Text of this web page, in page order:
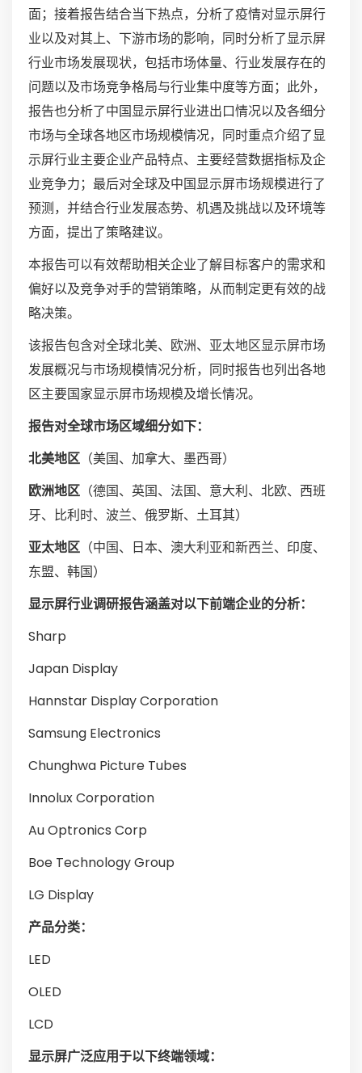
面；接着报告结合当下热点，分析了疫情对显示屏行
业以及对其上、下游市场的影响，同时分析了显示屏
行业市场发展现状，包括市场体量、行业发展存在的
问题以及市场竞争格局与行业集中度等方面；此外，
报告也分析了中国显示屏行业进出口情况以及各细分
市场与全球各地区市场规模情况，同时重点介绍了显
示屏行业主要企业产品特点、主要经营数据指标及企
业竞争力；最后对全球及中国显示屏市场规模进行了
预测，并结合行业发展态势、机遇及挑战以及环境等
方面，提出了策略建议。
本报告可以有效帮助相关企业了解目标客户的需求和
偏好以及竞争对手的营销策略，从而制定更有效的战
略决策。
该报告包含对全球北美、欧洲、亚太地区显示屏市场
发展概况与市场规模情况分析，同时报告也列出各地
区主要国家显示屏市场规模及增长情况。
报告对全球市场区域细分如下：
北美地区 （美国、加拿大、墨西哥）
欧洲地区 （德国、英国、法国、意大利、北欧、西班
牙、比利时、波兰、俄罗斯、土耳其）
亚太地区 （中国、日本、澳大利亚和新西兰、印度、
东盟、韩国）
显示屏行业调研报告涵盖对以下前端企业的分析：
Sharp
Japan Display
Hannstar Display Corporation
Samsung Electronics
Chunghwa Picture Tubes
Innolux Corporation
Au Optronics Corp
Boe Technology Group
LG Display
产品分类：
LED
OLED
LCD
显示屏广泛应用于以下终端领域：